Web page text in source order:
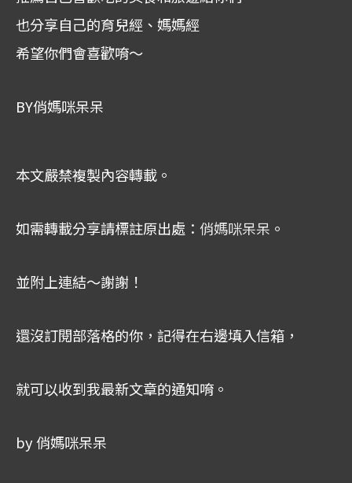
也分享自己的育兒經、媽媽經
希望你們會喜歡唷～
BY俏媽咪呆呆
本文嚴禁複製內容轉載。
如需轉載分享請標註原出處： 俏媽咪呆呆 。
並附上連結～謝謝！
還沒訂閱部落格的你，記得在右邊填入信箱，
就可以收到我最新文章的通知唷。
by 俏媽咪呆呆